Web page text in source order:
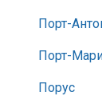
Порт-
Порт-
Порус